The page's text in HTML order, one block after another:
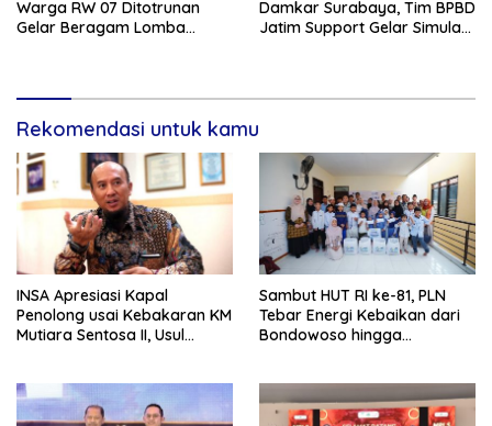
Warga RW 07 Ditotrunan
Gelar Beragam Lomba
Damkar Surabaya, Tim BPBD
Jatim Support Gelar Simulasi
Rekomendasi untuk kamu
INSA Apresiasi Kapal
Penolong usai Kebakaran KM
Mutiara Sentosa II, Usul
Sambut HUT RI ke-81, PLN
Tebar Energi Kebaikan dari
Bondowoso hingga